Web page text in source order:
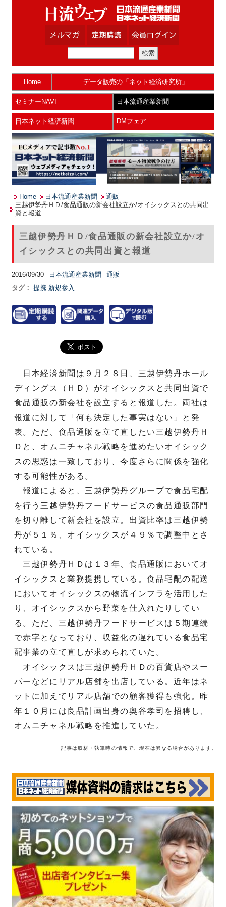
Home データ販売の「ネット経済研究所」
セミナーNAVI 日本流通産業新聞
日本ネット経済新聞 DMフェア
Home 日本流通産業新聞
通販
三越伊勢丹ＨＤ/食品通販の新会社設立か/オイシックスとの共同出
資と報道
三越伊勢丹ＨＤ/食品通販の新会社設立か/オ
イシックスとの共同出資と報道
2016/09/30 日本流通産業新聞
通販
タグ： 提携 新規参入
日本経済新聞は９月２８日、三越伊勢丹ホール
ディングス（ＨＤ）がオイシックスと共同出資で
食品通販の新会社を設立すると報道した。両社は
報道に対して「何も決定した事実はない」と発
表。ただ、食品通販を立て直したい三越伊勢丹Ｈ
Ｄと、オムニチャネル戦略を進めたいオイシック
スの思惑は一致しており、今度さらに関係を強化
する可能性がある。
報道によると、三越伊勢丹グループで食品宅配
を行う三越伊勢丹フードサービスの食品通販部門
を切り離して新会社を設立。出資比率は三越伊勢
丹が５１％、オイシックスが４９％で調整中とさ
れている。
三越伊勢丹ＨＤは１３年、食品通販においてオ
イシックスと業務提携している。食品宅配の配送
においてオイシックスの物流インフラを活用した
り、オイシックスから野菜を仕入れたりしてい
る。ただ、三越伊勢丹フードサービスは５期連続
で赤字となっており、収益化の遅れている食品宅
配事業の立て直しが求められていた。
オイシックスは三越伊勢丹ＨＤの百貨店やスー
パーなどにリアル店舗を出店している。近年はネ
ットに加えてリアル店舗での顧客獲得も強化。昨
年１０月には良品計画出身の奥谷孝司を招聘し、
オムニチャネル戦略を推進していた。
記事は取材・執筆時の情報で、現在は異なる場合があります。